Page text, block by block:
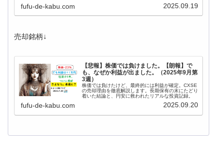
fufu-de-kabu.com 2025.09.19
売却銘柄↓
【悲報】株価では負けました。【朗報】で
も、なぜか利益が出ました。（2025年9月第
3週）
株価では負けたけど、最終的には利益が確定。CXSE
の売却理由を徹底解説します。長期保有の末にたどり
着いた結論と、円安に救われたリアルな投資記録。
fufu-de-kabu.com 2025.09.20